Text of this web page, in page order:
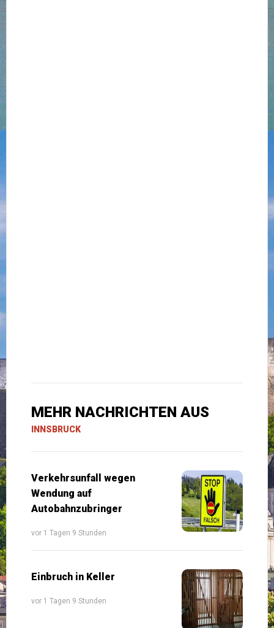
MEHR NACHRICHTEN AUS
INNSBRUCK
Verkehrsunfall wegen
Wendung auf
Autobahnzubringer
vor 1 Tagen 9 Stunden
Einbruch in Keller
vor 1 Tagen 9 Stunden